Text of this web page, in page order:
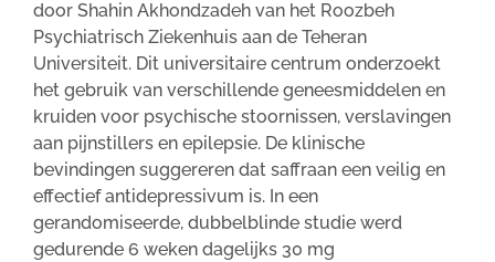
door Shahin Akhondzadeh van het Roozbeh
Psychiatrisch Ziekenhuis aan de Teheran
Universiteit. Dit universitaire centrum onderzoekt
het gebruik van verschillende geneesmiddelen en
kruiden voor psychische stoornissen, verslavingen
aan pijnstillers en epilepsie. De klinische
bevindingen suggereren dat saffraan een veilig en
effectief antidepressivum is. In een
gerandomiseerde, dubbelblinde studie werd
gedurende 6 weken dagelijks 30 mg